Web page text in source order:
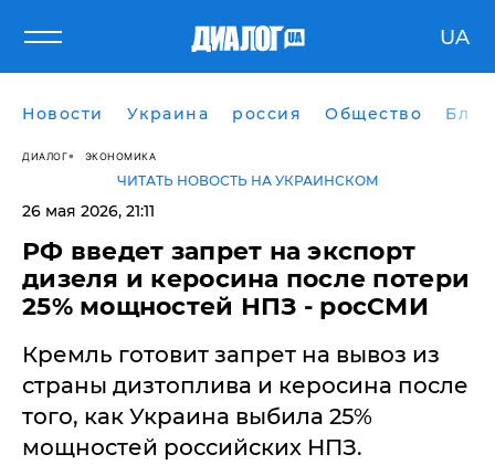
UA
Новости Украина россия Общество
ДИАЛОГ ЭКОНОМИКА
ЧИТАТЬ НОВОСТЬ НА УКРАИНСКОМ
26 мая 2026, 21:11
​РФ введет запрет на экспорт
дизеля и керосина после потери
25% мощностей НПЗ - росСМИ
Кремль готовит запрет на вывоз из
страны дизтоплива и керосина после
того, как Украина выбила 25%
мощностей российских НПЗ.